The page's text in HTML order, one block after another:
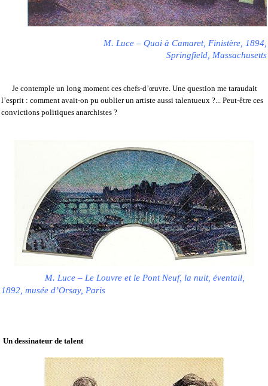
M. Luce – Quai à Camaret, Finistère, 1894,
Springfield, Massachusetts
Je contemple un long moment ces chefs-d’œuvre. Une question me taraudait
l’esprit : comment avait-on pu oublier un artiste aussi talentueux ?... Peut-être ces
convictions politiques anarchistes ?
M. Luce – Le Louvre et le Pont Neuf, la nuit, éventail,
1892, musée d’Orsay, Paris
Un dessinateur de talent